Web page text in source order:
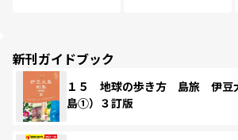
新刊ガイドブック
１５ 地球の歩き方 島旅 伊豆
島①）３訂版